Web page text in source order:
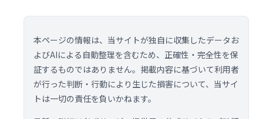
本ページの情報は、当サイトが独自に収集したデータお
よびAIによる自動整理を含むため、正確性・完全性を保
証するものではありません。掲載内容に基づいて利用者
が行った判断・行動により生じた損害について、当サイ
トは一切の責任を負いかねます。